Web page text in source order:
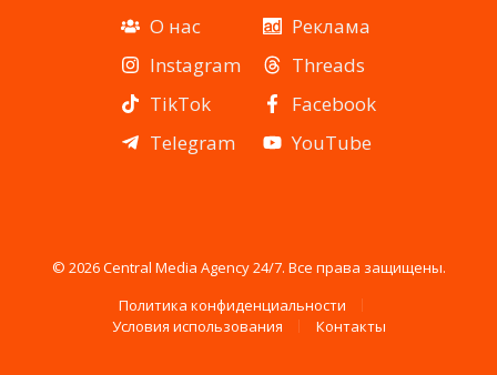
О нас
Instagram
TikTok
Telegram
Реклама
Threads
Facebook
YouTube
© 2026 Central Media Agency 24/7. Все права защищены.
Политика конфиденциальности
Условия использования
Контакты